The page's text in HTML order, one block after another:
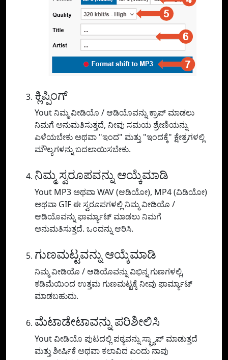
ಕ್ಲಿಪ್ಪಿಂಗ್
Yout ನಿಮ್ಮ ವೀಡಿಯೊ / ಆಡಿಯೊವನ್ನು ಕ್ರಾಪ್ ಮಾಡಲು
ನಿಮಗೆ ಅನುಮತಿಸುತ್ತದೆ, ನೀವು ಸಮಯ ಶ್ರೇಣಿಯನ್ನು
ಎಳೆಯಬೇಕು ಅಥವಾ "ಇಂದ" ಮತ್ತು "ಇಂದಕ್ಕೆ" ಕ್ಷೇತ್ರಗಳಲ್ಲಿ
ಮೌಲ್ಯಗಳನ್ನು ಬದಲಾಯಿಸಬೇಕು.
ನಿಮ್ಮ ಸ್ವರೂಪವನ್ನು ಆಯ್ಕೆಮಾಡಿ
Yout MP3 ಅಥವಾ WAV (ಆಡಿಯೋ), MP4 (ವಿಡಿಯೋ)
ಅಥವಾ GIF ಈ ಸ್ವರೂಪಗಳಲ್ಲಿ ನಿಮ್ಮ ವೀಡಿಯೊ /
ಆಡಿಯೊವನ್ನು ಫಾರ್ಮ್ಯಾಟ್ ಮಾಡಲು ನಿಮಗೆ
ಅನುಮತಿಸುತ್ತದೆ. ಒಂದನ್ನು ಆರಿಸಿ.
ಗುಣಮಟ್ಟವನ್ನು ಆಯ್ಕೆಮಾಡಿ
ನಿಮ್ಮ ವೀಡಿಯೊ / ಆಡಿಯೊವನ್ನು ವಿಭಿನ್ನ ಗುಣಗಳಲ್ಲಿ,
ಕಡಿಮೆಯಿಂದ ಉತ್ತಮ ಗುಣಮಟ್ಟಕ್ಕೆ ನೀವು ಫಾರ್ಮ್ಯಾಟ್
ಮಾಡಬಹುದು.
ಮೆಟಾಡೇಟಾವನ್ನು ಪರಿಶೀಲಿಸಿ
Yout ವೀಡಿಯೊ ಪುಟದಲ್ಲಿ ಪಠ್ಯವನ್ನು ಸ್ಕ್ರ್ಯಾಪ್ ಮಾಡುತ್ತದೆ
ಮತ್ತು ಶೀರ್ಷಿಕೆ ಅಥವಾ ಕಲಾವಿದ ಎಂದು ನಾವು